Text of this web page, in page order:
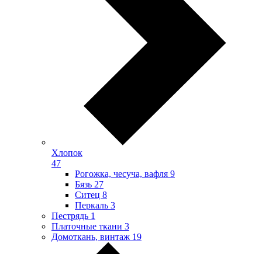
Хлопок
47
Рогожка, чесуча, вафля 9
Бязь 27
Ситец 8
Перкаль 3
Пестрядь 1
Платочные ткани 3
Домоткань, винтаж 19